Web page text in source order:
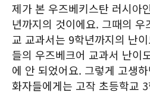
제가 본 우즈베키스탄 러시아
년까지의 것이에요. 그때의
교 교과서는 9학년까지의 난
들의 우즈베크어 교과서 난이
에 안 되었어요. 그렇게 고생
화자들에게는 고작 초등학교